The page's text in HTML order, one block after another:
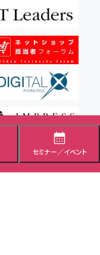
セミナー／イベント